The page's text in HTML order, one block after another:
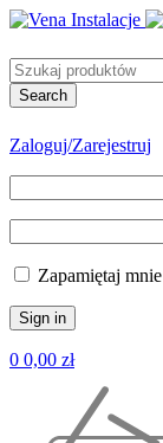
Zaloguj/Zarejestruj
Zapamiętaj mnie
0 0,00 zł